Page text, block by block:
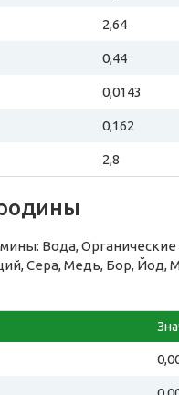
2,64
0,44
0,0143
0,162
2,8
Вода, Органические
Сера, Медь, Бор, Йод,